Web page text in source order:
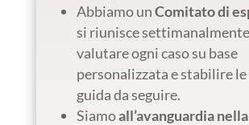
Abbiamo unComitato di
si riunisce
valutare ogni caso su base
personalizzata e stabilire
guida da seguire.
Siamoall’avanguardia nella